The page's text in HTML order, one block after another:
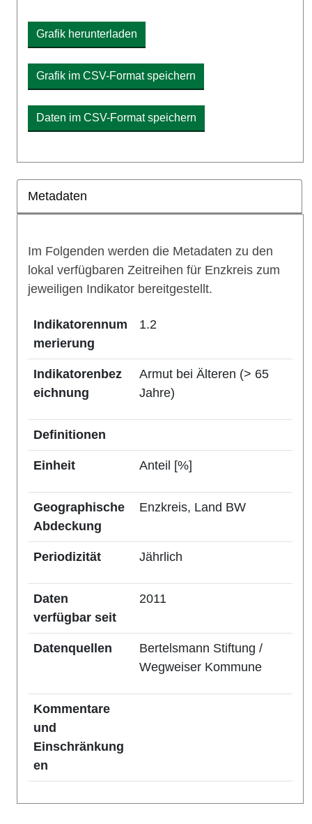
Grafik herunterladen
Grafik im CSV-Format speichern
Daten im CSV-Format speichern
Metadaten
Im Folgenden werden die Metadaten zu den
lokal verfügbaren Zeitreihen für Enzkreis zum
jeweiligen Indikator bereitgestellt.
Indikatorennum
merierung
1.2
Indikatorenbez
eichnung
Armut bei Älteren (> 65
Jahre)
Definitionen
Einheit Anteil [%]
Geographische
Abdeckung
Enzkreis, Land BW
Periodizität Jährlich
Daten
verfügbar seit
2011
Datenquellen
Bertelsmann Stiftung /
Wegweiser Kommune
Kommentare
und
Einschränkung
en